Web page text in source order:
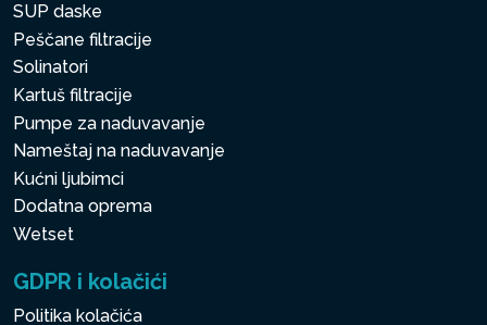
SUP daske
Peščane filtracije
Solinatori
Kartuš filtracije
Pumpe za naduvavanje
Nameštaj na naduvavanje
Kućni ljubimci
Dodatna oprema
Wetset
GDPR i kolačići
Politika kolačića